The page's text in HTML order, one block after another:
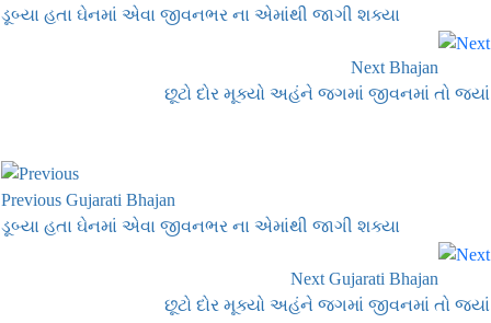
ડૂબ્યા હતા ઘેનમાં એવા જીવનભર ના એમાંથી જાગી શક્યા
Next Bhajan
છૂટો દોર મૂક્યો અહંને જગમાં જીવનમાં તો જ્યાં
Previous Gujarati Bhajan
ડૂબ્યા હતા ઘેનમાં એવા જીવનભર ના એમાંથી જાગી શક્યા
Next Gujarati Bhajan
છૂટો દોર મૂક્યો અહંને જગમાં જીવનમાં તો જ્યાં